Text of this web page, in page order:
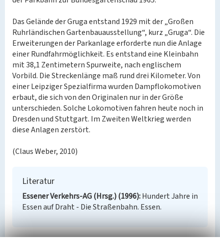
Das Gelände der Gruga entstand 1929 mit der „Großen
Ruhrländischen Gartenbauausstellung“, kurz „Gruga“. Die
Erweiterungen der Parkanlage erforderte nun die Anlage
einer Rundfahrmöglichkeit. Es entstand eine Kleinbahn
mit 38,1 Zentimetern Spurweite, nach englischem
Vorbild. Die Streckenlänge maß rund drei Kilometer. Von
einer Leipziger Spezialfirma wurden Dampflokomotiven
erbaut, die sich von den Originalen nur in der Größe
unterschieden. Solche Lokomotiven fahren heute noch in
Dresden und Stuttgart. Im Zweiten Weltkrieg werden
diese Anlagen zerstört.
(Claus Weber, 2010)
Literatur
Essener Verkehrs-AG (Hrsg.) (1996) Hundert Jahre in
Essen auf Draht - Die Straßenbahn. Essen.